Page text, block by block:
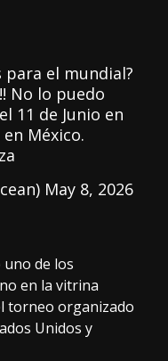
el mundial?
No lo puedo
11 de Junio en
México.
May 8, 2026
uno de los
en la vitrina
torneo organizado
Unidos y